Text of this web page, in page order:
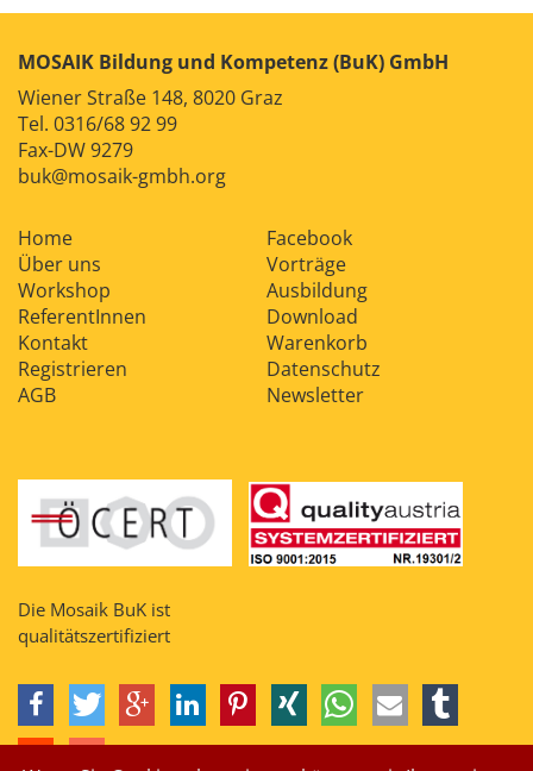
MOSAIK Bildung und Kompetenz (BuK) GmbH
Wiener Straße 148, 8020 Graz
Tel. 0316/68 92 99
Fax-DW 9279
buk@mosaik-gmbh.org
Home
Facebook
Über uns
Vorträge
Workshop
Ausbildung
ReferentInnen
Download
Kontakt
Warenkorb
Registrieren
Datenschutz
AGB
Newsletter
Die Mosaik BuK ist
qualitätszertifiziert